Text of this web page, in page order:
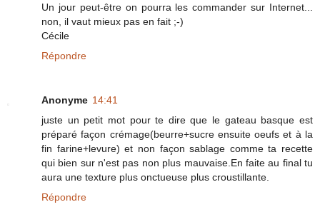
Un jour peut-être on pourra les commander sur Internet...
non, il vaut mieux pas en fait ;-)
Cécile
Répondre
Anonyme 14:41
juste un petit mot pour te dire que le gateau basque est
préparé façon crémage(beurre+sucre ensuite oeufs et à la
fin farine+levure) et non façon sablage comme ta recette
qui bien sur n'est pas non plus mauvaise.En faite au final tu
aura une texture plus onctueuse plus croustillante.
Répondre